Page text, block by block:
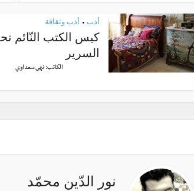
أدب • أدب وثقافة
كيس الكتب النّائم
السرير
الكاتب: نهى سعداوي
نور الدّين محمّد